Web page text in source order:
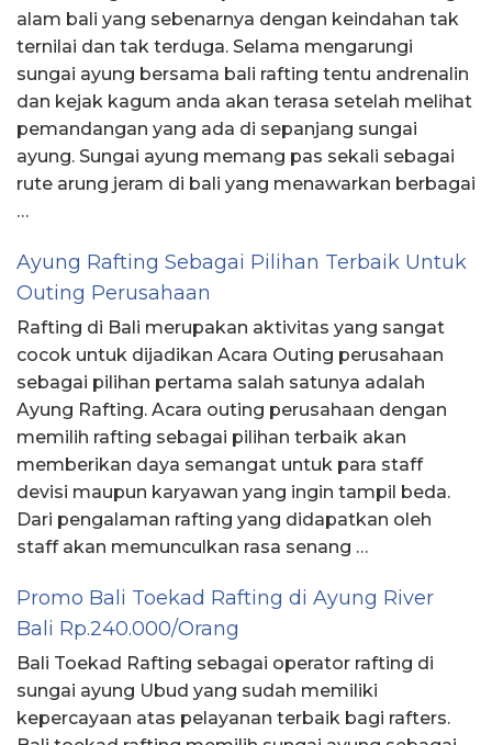
alam bali yang sebenarnya dengan keindahan tak
ternilai dan tak terduga. Selama mengarungi
sungai ayung bersama bali rafting tentu andrenalin
dan kejak kagum anda akan terasa setelah melihat
pemandangan yang ada di sepanjang sungai
ayung. Sungai ayung memang pas sekali sebagai
rute arung jeram di bali yang menawarkan berbagai
…
Ayung Rafting Sebagai Pilihan Terbaik Untuk
Outing Perusahaan
Rafting di Bali merupakan aktivitas yang sangat
cocok untuk dijadikan Acara Outing perusahaan
sebagai pilihan pertama salah satunya adalah
Ayung Rafting. Acara outing perusahaan dengan
memilih rafting sebagai pilihan terbaik akan
memberikan daya semangat untuk para staff
devisi maupun karyawan yang ingin tampil beda.
Dari pengalaman rafting yang didapatkan oleh
staff akan memunculkan rasa senang …
Promo Bali Toekad Rafting di Ayung River
Bali Rp.240.000/Orang
Bali Toekad Rafting sebagai operator rafting di
sungai ayung Ubud yang sudah memiliki
kepercayaan atas pelayanan terbaik bagi rafters.